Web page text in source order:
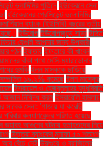
ভ্লাদিমির পুতিনে ইউক্রেনে সেনা
ইউক্রেনের প্রেসিডেন্ট ভলোদিমির
ব্যাংক (ইউসিবি) বছরের তৃতীয়
ইউরোপ ইউরোপজুড়ে সাড়া ইঙ্গিত
ফিচার যেগুলি আপনার জন্য উপকারী
গঠন ইফতার ইফতারে কী খাবেন
বাঁকা পথে মেসি-ম্যারাডোনার
হুমকি ইলন মাস্ককে ছাড়িয়ে
১৯.২% কমেছে ইলন মাস্কের
ইসরায়েল ও হেজবুল্লাহর যুদ্ধবিরতি
আজান নিষিদ্ধ করল ইসরায়েলি হামলায়
সাবেক সেনা: 'গাজায় যা করেছি
পরিবার কল্যাণকেন্দ্র পরিণত হয়েছে
ভয়াবহ আগুনের ঘটনায় হতাহতদের নিয়ে
উত্তরা ব্যাংকের মুনাফা ৫০ শতাংশ
আর বেঁচে নেই উরুগুয়ে ও ব্রাজিলের